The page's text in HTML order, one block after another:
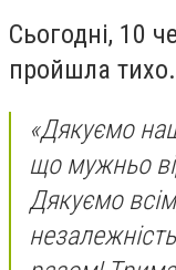
Сьогодні, 10
пройшла тихо.
«Дякуємо
що мужньо
Дякуємо